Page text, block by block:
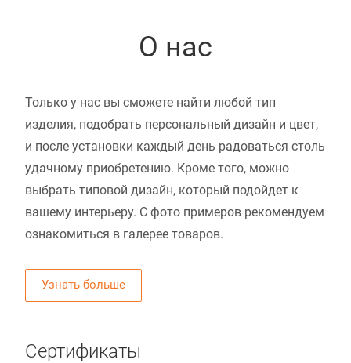
О нас
Только у нас вы сможете найти любой тип
изделия, подобрать персональный дизайн и цвет,
и после установки каждый день радоваться столь
удачному приобретению. Кроме того, можно
выбрать типовой дизайн, который подойдет к
вашему интерьеру. С фото примеров рекомендуем
ознакомиться в галерее товаров.
Узнать больше
Сертификаты